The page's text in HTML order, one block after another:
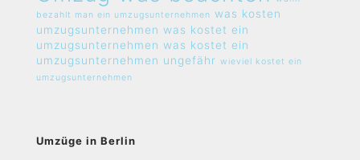
bezahlt man ein umzugsunternehmen was kosten
umzugsunternehmen was kostet ein
umzugsunternehmen was kostet ein
umzugsunternehmen ungefähr wieviel kostet ein
umzugsunternehmen
Umzüge in Berlin